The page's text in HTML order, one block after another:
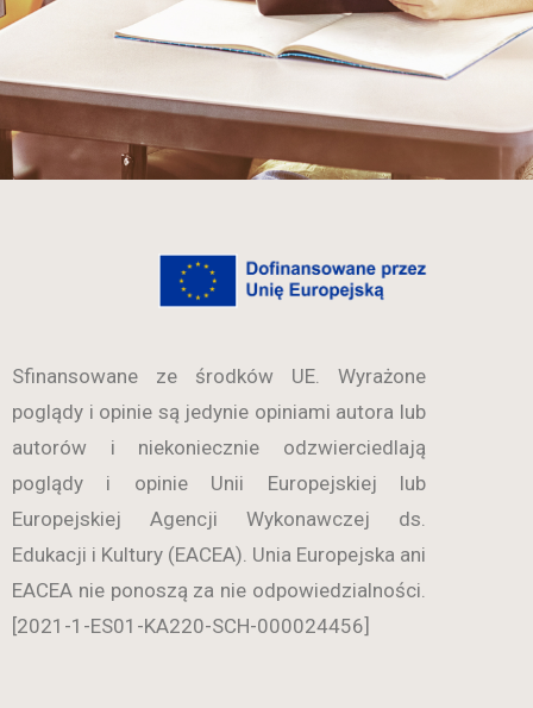
Sfinansowane ze środków UE. Wyrażone
poglądy i opinie są jedynie opiniami autora lub
autorów i niekoniecznie odzwierciedlają
poglądy i opinie Unii Europejskiej lub
Europejskiej Agencji Wykonawczej ds.
Edukacji i Kultury (EACEA). Unia Europejska ani
EACEA nie ponoszą za nie odpowiedzialności.
[2021-1-ES01-KA220-SCH-000024456]